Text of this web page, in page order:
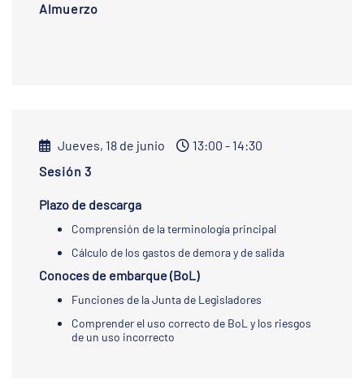
Almuerzo
Jueves, 18 de junio
13:00 - 14:30
Sesión 3
Plazo de descarga
Comprensión de la terminología principal
Cálculo de los gastos de demora y de salida
Conoces de embarque (BoL)
Funciones de la Junta de Legisladores
Comprender el uso correcto de BoL y los riesgos
de un uso incorrecto